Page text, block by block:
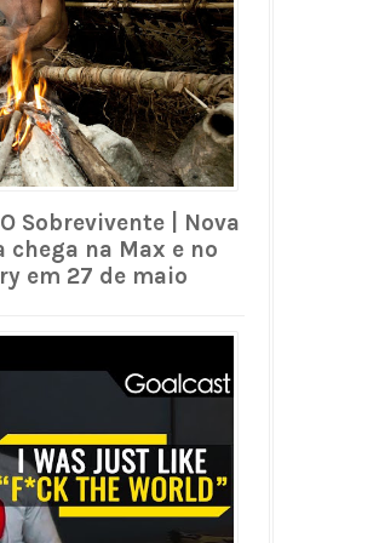
Sobrevivente | Nova
chega na Max e no
em 27 de maio